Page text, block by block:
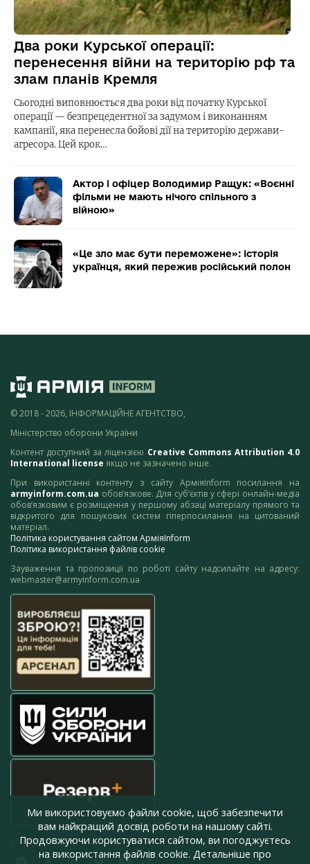
Два роки Курської операції:
перенесення війни на територію рф та
злам планів Кремля
Сьогодні виповнюється два роки від початку Курської
операції — безпрецедентної за задумом і виконанням
кампанії, яка перенесла бойові дії на територію держави-
агресора. Цей крок…
Актор і офіцер Володимир Ращук: «Воєнні
фільми не мають нічого спільного з
війною»
«Це зло має бути переможене»: історія
українця, який пережив російський полон
© 2018 - 2026, ІНФОРМАЦІЙНЕ АГЕНТСТВО,
Міністерство оборони України
Контент доступний за ліцензією Creative Commons Attribution 4.0
International license якщо не зазначено інше.
При використанні контенту з сайту АрміяInform посилання на
armyinform.com.ua обов’язкове. Для суб’єктів у сфері онлайн-медіа
обов’язковим є розміщення у першому абзаці матеріалу прямого та
відкритого для пошукових систем гіперпосилання на цитований
матеріал.
Політика користування сайтом АрміяInform
Політика використання файлів cookie
Зауваження та пропозиції по роботі сайту надсилайте на адресу:
webmaster@armyinform.com.ua
press@armyinform.com.ua
Ми використовуємо файли cookie, щоб забезпечити
вам найкращий досвід роботи на нашому сайті.
Продовжуючи користуватися сайтом, ви погоджуєтесь
на використання файлів cookie. Детальніше про